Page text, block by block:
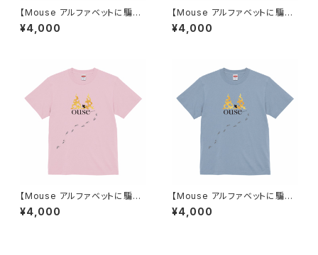
【Mouse アルファベットに騙さ
れたネズミ】Tシャツ ライトブル
ー ユニセックス
¥4,000
【Mouse アルファベットに騙さ
れたネズミ】Tシャツ ミックスグ
レー ユニセックス
¥4,000
【Mouse アルファベットに騙さ
れたネズミ】Tシャツ ライトピン
ク ユニセックス
¥4,000
【Mouse アルファベットに騙さ
れたネズミ】Tシャツ アシッドブ
ルー ユニセックス
¥4,000